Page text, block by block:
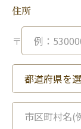
住所
〒